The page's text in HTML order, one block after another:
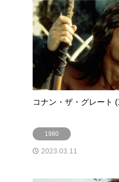
コナン・ザ・グレート
1980
2023.03.11